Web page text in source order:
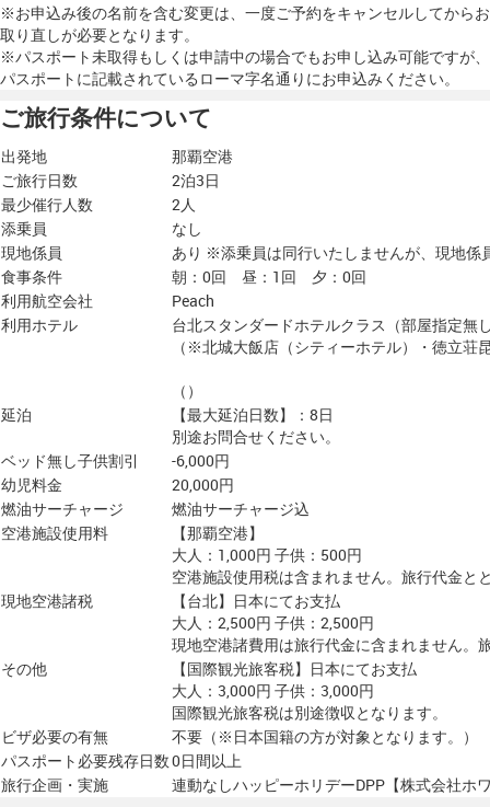
※お申込み後の名前を含む変更は、一度ご予約をキャンセルしてからお
取り直しが必要となります。
※パスポート未取得もしくは申請中の場合でもお申し込み可能ですが、
パスポートに記載されているローマ字名通りにお申込みください。
ご旅行条件について
出発地
那覇空港
ご旅行日数
2泊3日
最少催行人数
2人
添乗員
なし
現地係員
あり ※添乗員は同行いたしませんが、現地係
食事条件
朝：0回 昼：1回 夕：0回
利用航空会社
Peach
利用ホテル
台北スタンダードホテルクラス（部屋指定無
（※北城大飯店（シティーホテル）・徳立
（）
延泊
【最大延泊日数】：8日
別途お問合せください。
ベッド無し子供割引
-6,000円
幼児料金
20,000円
燃油サーチャージ
燃油サーチャージ込
空港施設使用料
【那覇空港】
大人：1,000円 子供：500円
空港施設使用税は含まれません。旅行代金と
現地空港諸税
【台北】日本にてお支払
大人：2,500円 子供：2,500円
現地空港諸費用は旅行代金に含まれません。
その他
【国際観光旅客税】日本にてお支払
大人：3,000円 子供：3,000円
国際観光旅客税は別途徴収となります。
ビザ必要の有無
不要（※日本国籍の方が対象となります。）
パスポート必要残存日数0日間以上
旅行企画・実施
連動なしハッピーホリデーDPP【株式会社ホ